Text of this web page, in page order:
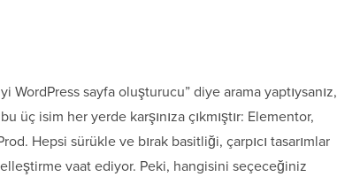
WordPress sayfa oluşturucu” diye arama yaptıysanız,
üç isim her yerde karşınıza çıkmıştır: Elementor,
Hepsi sürükle ve bırak basitliği, çarpıcı tasarımlar
vaat ediyor. Peki, hangisini seçeceğiniz